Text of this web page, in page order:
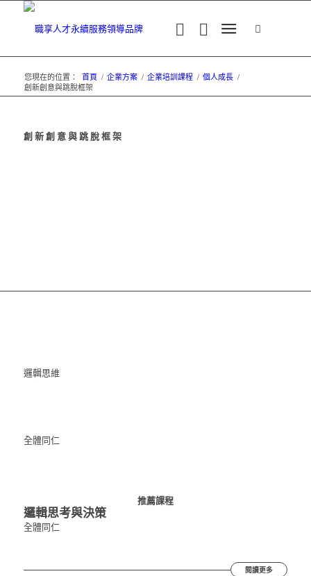
您現在的位置： 首頁 / 企業方案 / 企業培訓課程 / 個人成長 /
創新創意與跳脫框架
創新創意與跳脫框架
邏輯思維
全體同仁
推薦課程
邏輯思考與決策
全體同仁
閱讀更多